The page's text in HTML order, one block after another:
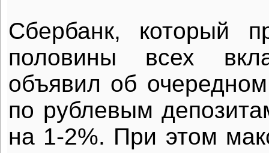
Сбербанк, который
половины всех
объявил об
по рублевым
на 1-2%. При этом